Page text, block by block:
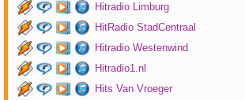
Hitradio Limburg
HitRadio StadCentraal
Hitradio Westenwind
Hitradio1.nl
Hits Van Vroeger